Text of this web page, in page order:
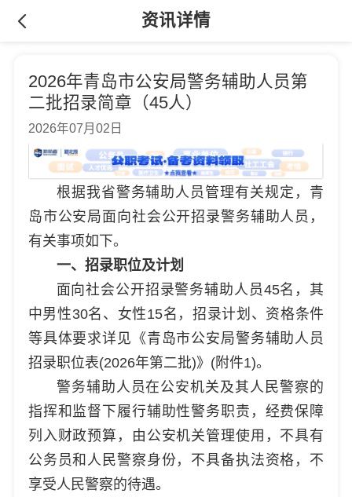
资讯详情
2026年青岛市公安局警务辅助人员第
二批招录简章（45人）
2026年07月02日
根据我省警务辅助人员管理有关规定，青
岛市公安局面向社会公开招录警务辅助人员，
有关事项如下。
一、招录职位及计划
面向社会公开招录警务辅助人员45名，其
中男性30名、女性15名，招录计划、资格条件
等具体要求详见《青岛市公安局警务辅助人员
招录职位表(2026年第二批)》(附件1)。
警务辅助人员在公安机关及其人民警察的
指挥和监督下履行辅助性警务职责，经费保障
列入财政预算，由公安机关管理使用，不具有
公务员和人民警察身份，不具备执法资格，不
享受人民警察的待遇。